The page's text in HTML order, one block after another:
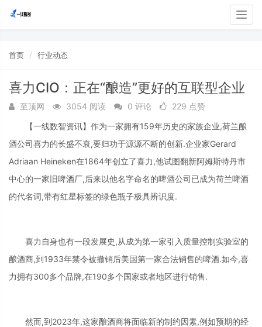
首页 行业动态
喜力CIO：正在“酿造”更好的互联型企业
至顶网 3054 阅读 0 评论
229 点赞
【一线数智资讯】作为一家拥有159年历史的家族企业,荷兰酿
酒公司喜力的长盛不衰,要归功于源源不断的创新.企业家Gerard
Adriaan Heineken在1864年创立了喜力,他试图翻新阿姆斯特丹市
中心的一家旧啤酒厂,后来以他名字命名的啤酒公司已成为荷兰啤酒
的代名词,带有红星标签的绿色瓶子极具辨识度.
喜力自身也有一段发展史,从成为第一家引入质量控制实验室的
酿酒商,到1933年禁令被撤销后美国第一家合法销售的啤酒.如今,喜
力拥有300多个品牌,在190多个国家或者地区进行销售.
然而,到2023年,这家酿酒商将面临新的制约因素,例如预期的经